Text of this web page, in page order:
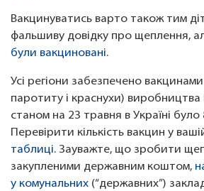
Вакцинуватись варто також тим
фальшиву довідку про щеплення,
були вакциновані.
Усі регіони забезпечено
паротиту і краснухи) виробництва
станом на 23 травня в Україні
Перевірити кількість вакцин у
таблиці. Зауважте, що зробити
закупленими державним коштом,
у комунальних (“державних”)